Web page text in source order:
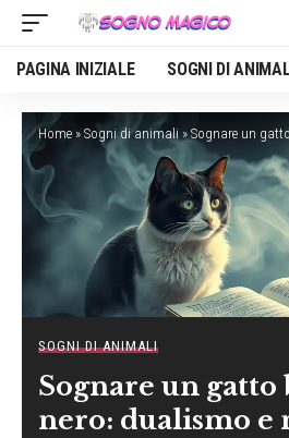
PAGINA INIZIALE SOGNI DI
Home » Sogni di animali »Sognare un gatto
SOGNI DI ANIMALI
Sognare un gatto
nero: dualismo e